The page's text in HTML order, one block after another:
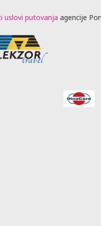
uslovi putovanja agencije